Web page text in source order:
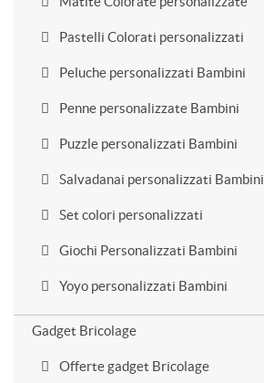
Pastelli Colorati personalizzati
Peluche personalizzati Bambini
Penne personalizzate Bambini
Puzzle personalizzati Bambini
Salvadanai personalizzati Bambini
Set colori personalizzati
Giochi Personalizzati Bambini
Yoyo personalizzati Bambini
Gadget Bricolage
Offerte gadget Bricolage